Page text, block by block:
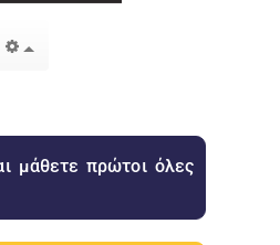
μάθετε πρώτοι όλες